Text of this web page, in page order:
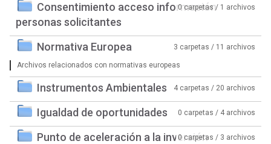
Consentimiento acceso información
personas solicitantes
0 carpetas / 1 archivos
Normativa Europea 3 carpetas / 11 archivos
Archivos relacionados con normativas europeas
Instrumentos Ambientales 4 carpetas / 20 archivos
Igualdad de oportunidades 0 carpetas / 4 archivos
Punto de aceleración a la inversión0 carpetas / 3 archivos